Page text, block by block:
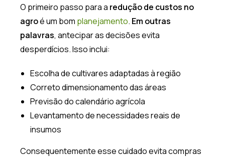
O primeiro passo para a redução de custos no
agroé um bom planejamento. Em outras
palavras, antecipar as decisões evita
desperdícios. Isso inclui:
Escolha de cultivares adaptadas à região
Correto dimensionamento das áreas
Previsão do calendário agrícola
Levantamento de necessidades reais de
insumos
Consequentemente esse cuidado evita compras